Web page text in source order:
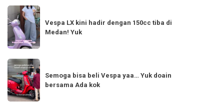
Baru
Punya
bestie
yang
Tag
Vespa
LX
kini
hadir
dengan
150cc
tiba
di
Vespa LX kini hadir dengan 150cc tiba di
Medan! Yuk
Semoga
bisa
beli
Vespa
Semoga bisa beli Vespa yaa… Yuk doain
bersama Ada kok